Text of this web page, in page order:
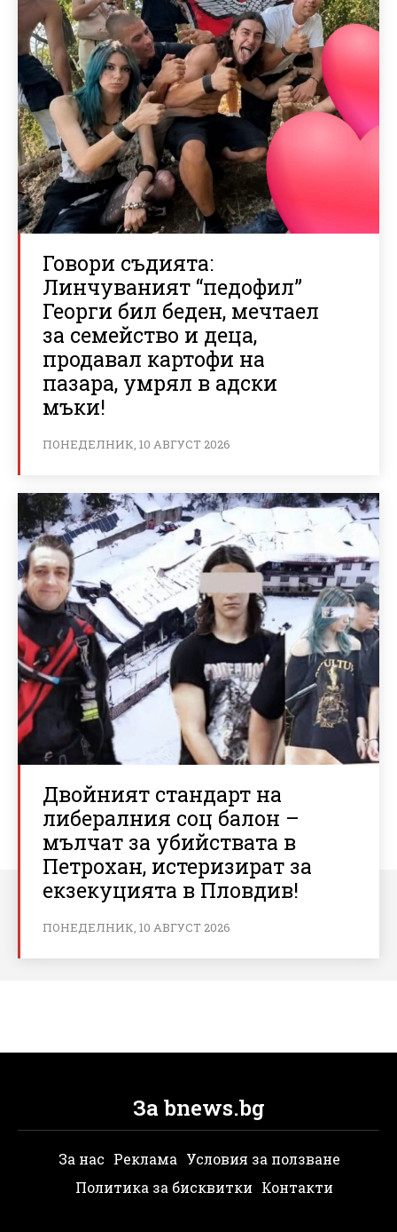
Говори съдията:
Линчуваният “педофил”
Георги бил беден, мечтаел
за семейство и деца,
продавал картофи на
пазара, умрял в адски
мъки!
ПОНЕДЕЛНИК, 10 АВГУСТ 2026
Двойният стандарт на
либералния соц балон –
мълчат за убийствата в
Петрохан, истеризират за
екзекуцията в Пловдив!
ПОНЕДЕЛНИК, 10 АВГУСТ 2026
За bnews.bg
За нас Реклама Условия за ползване
Политика за бисквитки Контакти